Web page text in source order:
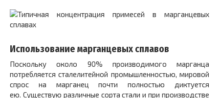
Использование марганцевых сплавов
Поскольку около 90% производимого марганца
потребляется сталелитейной промышленностью, мировой
спрос на марганец почти полностью диктуется
ею. Существую различные сорта стали и при производстве